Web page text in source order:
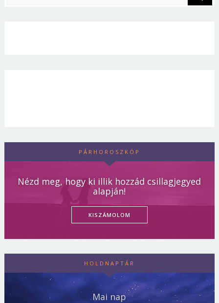
PÁRHOROSZKÓP
Nézd meg, hogy ki illik hozzád csillagjegyed
alapján!
KISZÁMOLOM
HOLDNAPTÁR
Mai nap